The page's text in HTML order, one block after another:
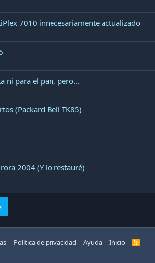
7010 innecesariamente actualizado
ni para el pan, pero...
(Packard Bell TK85)
2004 (Y lo restauré)
Política de privacidad Ayuda Inicio
R